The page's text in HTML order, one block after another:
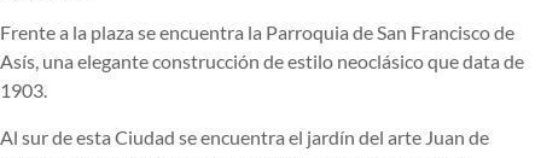
Frente a la plaza se encuentra la Parroquia de San Francisco de
Asís, una elegante construcción de estilo neoclásico que data de
1903.
Al sur de esta Ciudad se encuentra el jardín del arte Juan de